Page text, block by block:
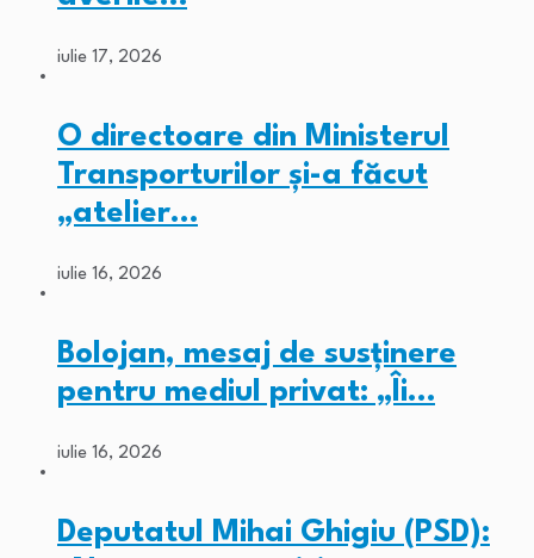
iulie 17, 2026
O directoare din Ministerul
Transporturilor și-a făcut
„atelier…
iulie 16, 2026
Bolojan, mesaj de susținere
pentru mediul privat: „Îi…
iulie 16, 2026
Deputatul Mihai Ghigiu (PSD):